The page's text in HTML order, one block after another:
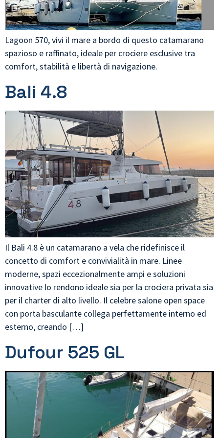
Lagoon 570, vivi il mare a bordo di questo catamarano
spazioso e raffinato, ideale per crociere esclusive tra
comfort, stabilità e libertà di navigazione.
Bali 4.8
Il Bali 4.8 è un catamarano a vela che ridefinisce il
concetto di comfort e convivialità in mare. Linee
moderne, spazi eccezionalmente ampi e soluzioni
innovative lo rendono ideale sia per la crociera privata sia
per il charter di alto livello. Il celebre salone open space
con porta basculante collega perfettamente interno ed
esterno, creando […]
Dufour 525 GL